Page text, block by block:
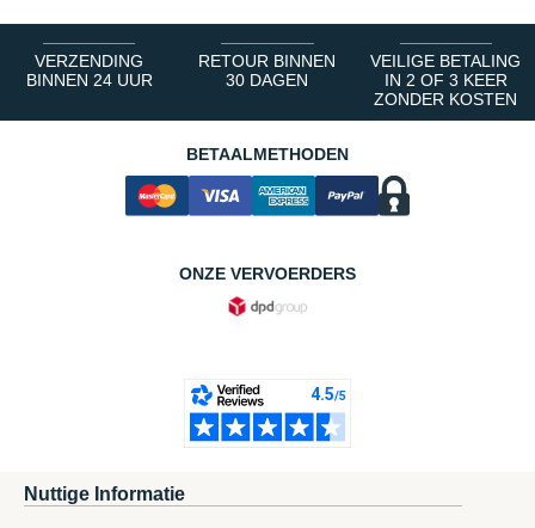
VERZENDING
BINNEN 24 UUR
RETOUR BINNEN
30 DAGEN
VEILIGE BETALING
IN 2 OF 3 KEER
ZONDER KOSTEN
BETAALMETHODEN
ONZE VERVOERDERS
Nuttige Informatie